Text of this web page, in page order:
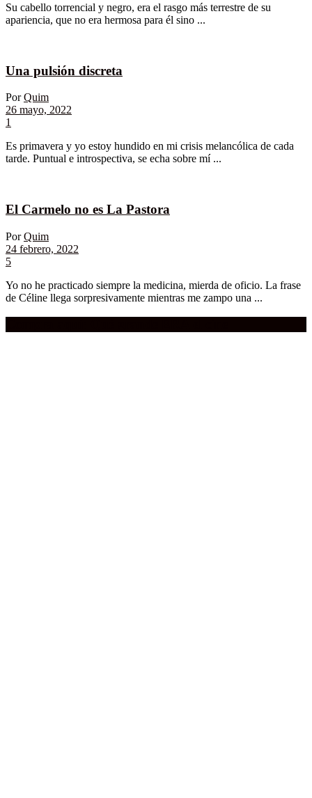
Su cabello torrencial y negro, era el rasgo más terrestre de su
apariencia, que no era hermosa para él sino ...
Una pulsión discreta
Por Quim
26 mayo, 2022
1
Es primavera y yo estoy hundido en mi crisis melancólica de cada
tarde. Puntual e introspectiva, se echa sobre mí ...
El Carmelo no es La Pastora
Por Quim
24 febrero, 2022
5
Yo no he practicado siempre la medicina, mierda de oficio. La frase
de Céline llega sorpresivamente mientras me zampo una ...